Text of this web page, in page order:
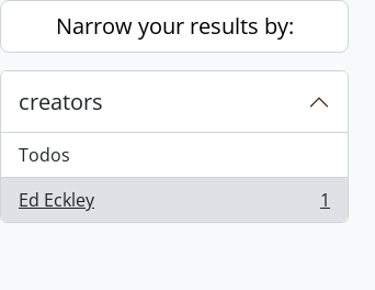
Skip to main content
Narrow your results by:
creators
Todos
Ed Eckley
, 1 resultados 1